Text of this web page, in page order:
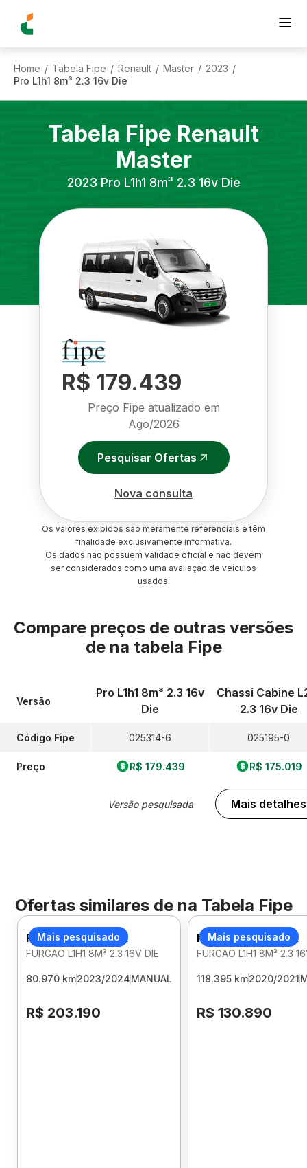
Home / Tabela Fipe / Renault / Master / 2023 /
Pro L1h1 8m³ 2.3 16v Die
Tabela Fipe Renault
Master
2023 Pro L1h1 8m³ 2.3 16v Die
R$ 179.439
Preço Fipe atualizado em
Ago/2026
Pesquisar Ofertas
Nova consulta
Os valores exibidos são meramente referenciais e têm
finalidade exclusivamente informativa.
Os dados não possuem validade oficial e não devem
ser considerados como uma avaliação de veículos
usados.
Compare preços de outras versões
de na tabela Fipe
Versão
Código Fipe
Preço
Pro L1h1 8m³ 2.3 16v
Die
025314-6
R$ 179.439
Versão pesquisada
Chassi Cabine
2.3 16v Die
025195-0
R$ 175.019
Mais detalhes
Ofertas similares de na Tabela Fipe
Mais pesquisado
RENAULT MASTER
FURGAO L1H1 8M³ 2.3 16V DIE
80.970 km2023/2024MANUAL
R$ 203.190
Mais pesquisado
RENAULT MASTER
FURGAO L1H1 8M³ 2.3
118.395 km2020/2021
R$ 130.890